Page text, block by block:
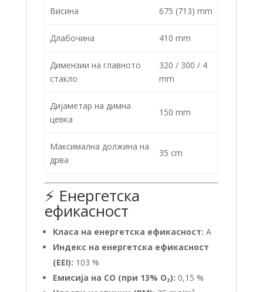
Висина 675 (713) mm
Длабочина 410 mm
Димензии на главното
стакло
320 / 300 / 4
mm
Дијаметар на димна
цевка
150 mm
Максимална должина на
дрва
35 cm
⚡ Енергетска
ефикасност
Класа на енергетска ефикасност: A
Индекс на енергетска ефикасност
(EEI): 103 %
Емисија на CO (при 13% O₂): 0,15 %